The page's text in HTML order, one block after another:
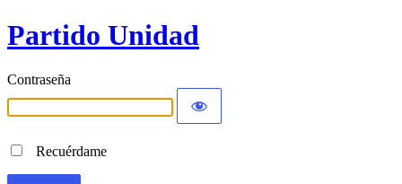
Partido Unidad
Contraseña
Recuérdame